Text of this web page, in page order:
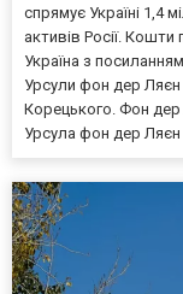
спрямує Україні 1,4
активів Росії.
Україна з
Урсули фон дер Ляєн
Корецького. Фон дер
Урсула фон дер